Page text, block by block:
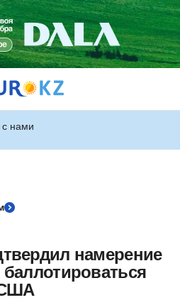
нами
намерение
США